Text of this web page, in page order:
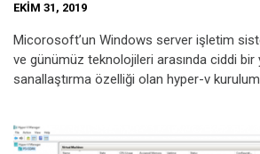
EKIM 31, 2019
Micorosoft’un Windows server işletim
ve günümüz teknolojileri arasında ciddi bir
sanallaştırma özelliği olan hyper-v